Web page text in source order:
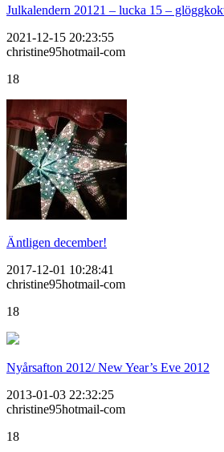
Julkalendern 20121 – lucka 15 –
2021-12-15 20:23:55
christine95hotmail-com
18
Äntligen december!
2017-12-01 10:28:41
christine95hotmail-com
18
Nyårsafton 2012/ New Year’s Eve 2012
2013-01-03 22:32:25
christine95hotmail-com
18